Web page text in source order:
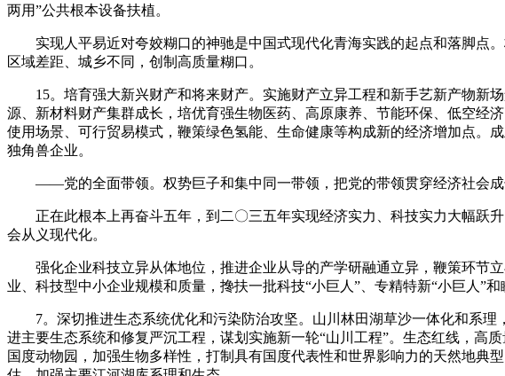
两用”公共根本设备扶植。
实现人平易近对夸姣糊口的神驰是中国式现代化青海实践的起点和落脚点
区域差距、城乡不同，创制高质量糊口。
15。培育强大新兴财产和将来财产。实施财产立异工程和新手艺新产物新
源、新材料财产集群成长，培优育强生物医药、高原康养、节能环保、低空经
使用场景、可行贸易模式，鞭策绿色氢能、生命健康等构成新的经济增加点。
独角兽企业。
——党的全面带领。权势巨子和集中同一带领，把党的带领贯穿经济社会成
正在此根本上再奋斗五年，到二〇三五年实现经济实力、科技实力大幅跃
会从义现代化。
强化企业科技立异从体地位，推进企业从导的产学研融通立异，鞭策环节
业、科技型中小企业规模和质量，搀扶一批科技“小巨人”、专精特新“小巨人”
7。深切推进生态系统优化和污染防治攻坚。山川林田湖草沙一体化和系理
进主要生态系统和修复严沉工程，谋划实施新一轮“山川工程”。生态红线，高
国度动物园，加强生物多样性，打制具有国度代表性和世界影响力的天然地典